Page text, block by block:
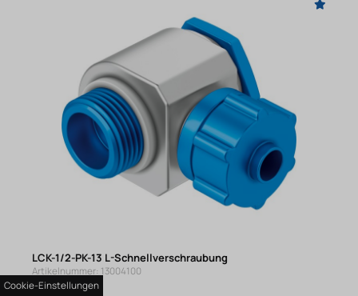
LCK-1/2-PK-13 L-Schnellverschraubung
Artikelnummer: 13004100
Cookie-Einstellungen